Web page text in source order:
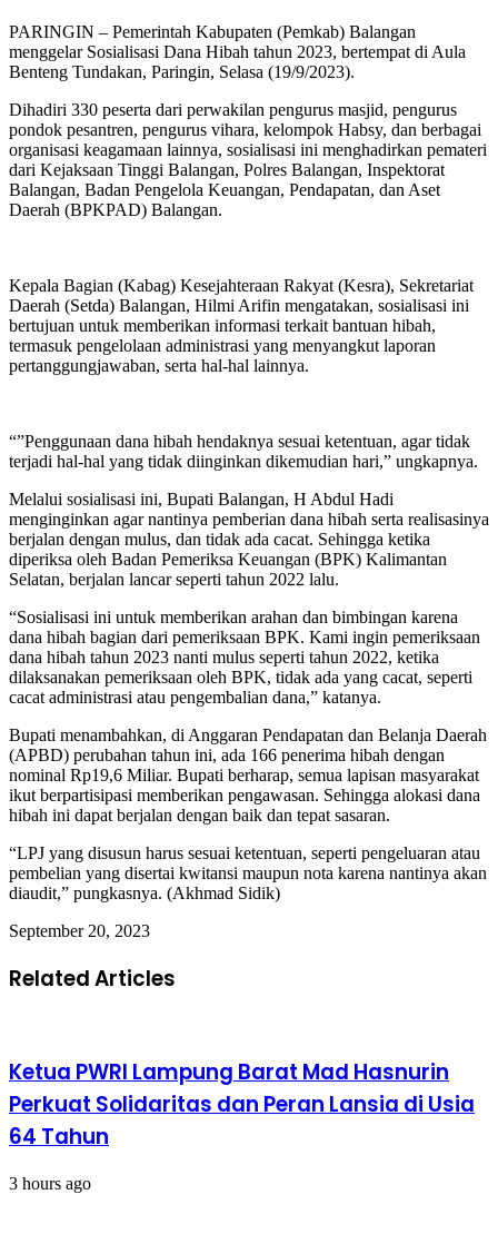
PARINGIN – Pemerintah Kabupaten (Pemkab) Balangan
menggelar Sosialisasi Dana Hibah tahun 2023, bertempat di Aula
Benteng Tundakan, Paringin, Selasa (19/9/2023).
Dihadiri 330 peserta dari perwakilan pengurus masjid, pengurus
pondok pesantren, pengurus vihara, kelompok Habsy, dan berbagai
organisasi keagamaan lainnya, sosialisasi ini menghadirkan pemateri
dari Kejaksaan Tinggi Balangan, Polres Balangan, Inspektorat
Balangan, Badan Pengelola Keuangan, Pendapatan, dan Aset
Daerah (BPKPAD) Balangan.
Kepala Bagian (Kabag) Kesejahteraan Rakyat (Kesra), Sekretariat
Daerah (Setda) Balangan, Hilmi Arifin mengatakan, sosialisasi ini
bertujuan untuk memberikan informasi terkait bantuan hibah,
termasuk pengelolaan administrasi yang menyangkut laporan
pertanggungjawaban, serta hal-hal lainnya.
“”Penggunaan dana hibah hendaknya sesuai ketentuan, agar tidak
terjadi hal-hal yang tidak diinginkan dikemudian hari,” ungkapnya.
Melalui sosialisasi ini, Bupati Balangan, H Abdul Hadi
menginginkan agar nantinya pemberian dana hibah serta realisasinya
berjalan dengan mulus, dan tidak ada cacat. Sehingga ketika
diperiksa oleh Badan Pemeriksa Keuangan (BPK) Kalimantan
Selatan, berjalan lancar seperti tahun 2022 lalu.
“Sosialisasi ini untuk memberikan arahan dan bimbingan karena
dana hibah bagian dari pemeriksaan BPK. Kami ingin pemeriksaan
dana hibah tahun 2023 nanti mulus seperti tahun 2022, ketika
dilaksanakan pemeriksaan oleh BPK, tidak ada yang cacat, seperti
cacat administrasi atau pengembalian dana,” katanya.
Bupati menambahkan, di Anggaran Pendapatan dan Belanja Daerah
(APBD) perubahan tahun ini, ada 166 penerima hibah dengan
nominal Rp19,6 Miliar. Bupati berharap, semua lapisan masyarakat
ikut berpartisipasi memberikan pengawasan. Sehingga alokasi dana
hibah ini dapat berjalan dengan baik dan tepat sasaran.
“LPJ yang disusun harus sesuai ketentuan, seperti pengeluaran atau
pembelian yang disertai kwitansi maupun nota karena nantinya akan
diaudit,” pungkasnya. (Akhmad Sidik)
September 20, 2023
Related Articles
Ketua PWRI Lampung Barat Mad Hasnurin
Perkuat Solidaritas dan Peran Lansia di Usia
64 Tahun
3 hours ago